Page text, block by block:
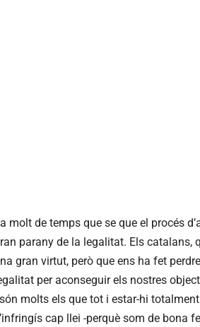
molt de temps que se que el procés
parany de la legalitat. Els catalans,
gran virtut, però que ens ha fet
per aconseguir els nostres
molts els que tot i estar-hi
cap llei -perquè som de bona